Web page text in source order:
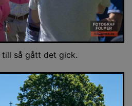
till så gått det gick.